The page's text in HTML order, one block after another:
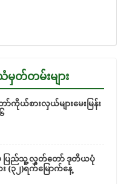
တမ်းများ
ယ်စားလှယ်များမေးမြန်း
ြည်သူ့လွှတ်တော် ဒုတိယပုံ
(၃၂)ရက်မြောက်နေ့